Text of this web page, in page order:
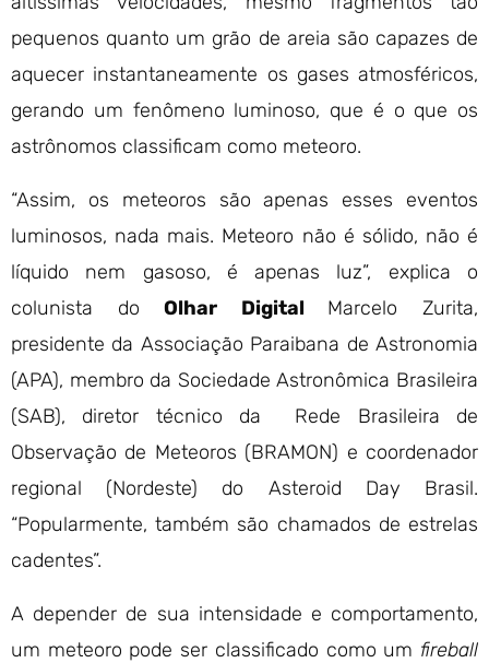
pequenos quanto um grão de areia são capazes de
aquecer instantaneamente os gases atmosféricos,
gerando um fenômeno luminoso, que é o que os
astrônomos classificam como meteoro.
“Assim, os meteoros são apenas esses eventos
luminosos, nada mais. Meteoro não é sólido, não é
líquido nem gasoso, é apenas luz”, explica o
colunista doOlhar Digital Marcelo Zurita,
presidente da Associação Paraibana de Astronomia
(APA), membro da Sociedade Astronômica Brasileira
(SAB), diretor técnico da Rede Brasileira de
Observação de Meteoros (BRAMON) e coordenador
regional (Nordeste) do Asteroid Day Brasil.
“Popularmente, também são chamados de estrelas
cadentes”.
A depender de sua intensidade e comportamento,
um meteoro pode ser classificado como um fireball